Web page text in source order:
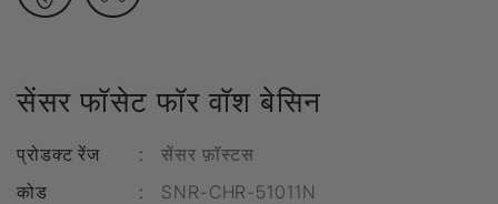
सेंसर फॉसेट फॉर वॉश बेसिन
प्रोडक्ट रेंज :
सेंसर फ़ॉस्टस
कोड
:
SNR-CHR-51011N